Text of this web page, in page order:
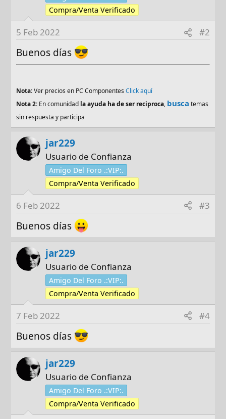
Compra/Venta Verificado
5 Feb 2022 #2
Buenos días
Nota:Ver precios en PC ComponentesClick aquí
Nota 2: En comunidad la ayuda ha de ser reciproca, busca temas
sin respuesta y participa
jar229
Usuario de Confianza
Amigo Del Foro .:VIP:.
Compra/Venta Verificado
6 Feb 2022 #3
Buenos días
jar229
Usuario de Confianza
Amigo Del Foro .:VIP:.
Compra/Venta Verificado
7 Feb 2022 #4
Buenos días
jar229
Usuario de Confianza
Amigo Del Foro .:VIP:.
Compra/Venta Verificado